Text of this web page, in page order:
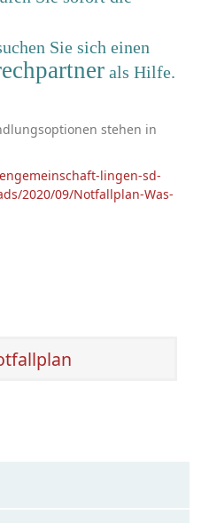
Sie sich einen
als Hilfe.
stehen in
lingen-sd-
2020/09/Notfallplan-Was-